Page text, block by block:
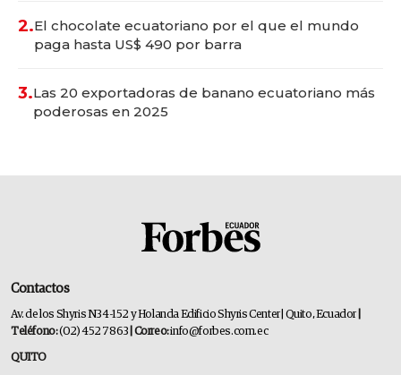
2.El chocolate ecuatoriano por el que el mundo
paga hasta US$ 490 por barra
3.Las 20 exportadoras de banano ecuatoriano más
poderosas en 2025
Contactos
Av. de los Shyris N34-152 y Holanda Edificio Shyris Center | Quito, Ecuador
Teléfono:(02) 452 7863 | Correo:info@forbes.com.ec
QUITO